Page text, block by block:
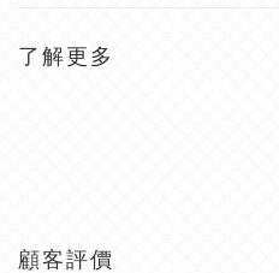
了解更多
顧客評價